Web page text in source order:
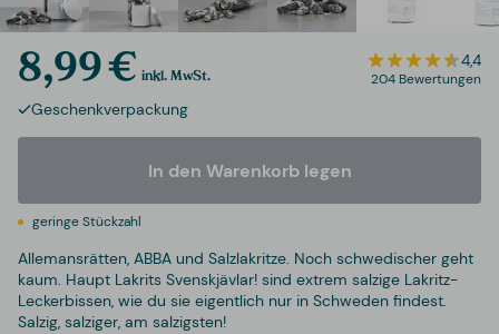
8,99 € inkl. MwSt.
4,4
204 Bewertungen
Geschenkverpackung
In den Warenkorb legen
geringe Stückzahl
Allemansrätten, ABBA und Salzlakritze. Noch schwedischer geht
kaum. Haupt Lakrits Svenskjävlar! sind extrem salzige Lakritz-
Leckerbissen, wie du sie eigentlich nur in Schweden findest.
Salzig, salziger, am salzigsten!